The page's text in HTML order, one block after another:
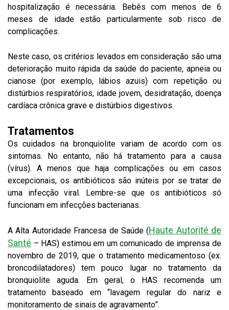
hospitalização é necessária. Bebês com menos de 6
meses de idade estão particularmente sob risco de
complicações.
Neste caso, os critérios levados em consideração são uma
deterioração muito rápida da saúde do paciente, apneia ou
cianose (por exemplo, lábios azuis) com repetição ou
distúrbios respiratórios, idade jovem, desidratação, doença
cardíaca crônica grave e distúrbios digestivos.
Tratamentos
Os cuidados na bronquiolite variam de acordo com os
sintomas. No entanto, não há tratamento para a causa
(vírus). A menos que haja complicações ou em casos
excepcionais, os antibióticos são inúteis por se tratar de
uma infecção viral. Lembre-se que os antibióticos só
funcionam em infecções bacterianas.
A Alta Autoridade Francesa de Saúde (Haute Autorité de
Santé – HAS) estimou em um comunicado de imprensa de
novembro de 2019, que o tratamento medicamentoso (ex.
broncodilatadores) tem pouco lugar no tratamento da
bronquiolite aguda. Em geral, o HAS recomenda um
tratamento baseado em “lavagem regular do nariz e
monitoramento de sinais de agravamento”.